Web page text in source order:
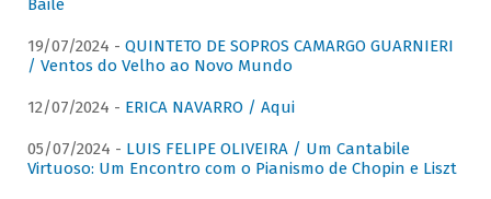
Baile
19/07/2024 - QUINTETO DE SOPROS CAMARGO GUARNIERI
/ Ventos do Velho ao Novo Mundo
12/07/2024 - ERICA NAVARRO / Aqui
05/07/2024 - LUIS FELIPE OLIVEIRA / Um Cantabile
Virtuoso: Um Encontro com o Pianismo de Chopin e Liszt